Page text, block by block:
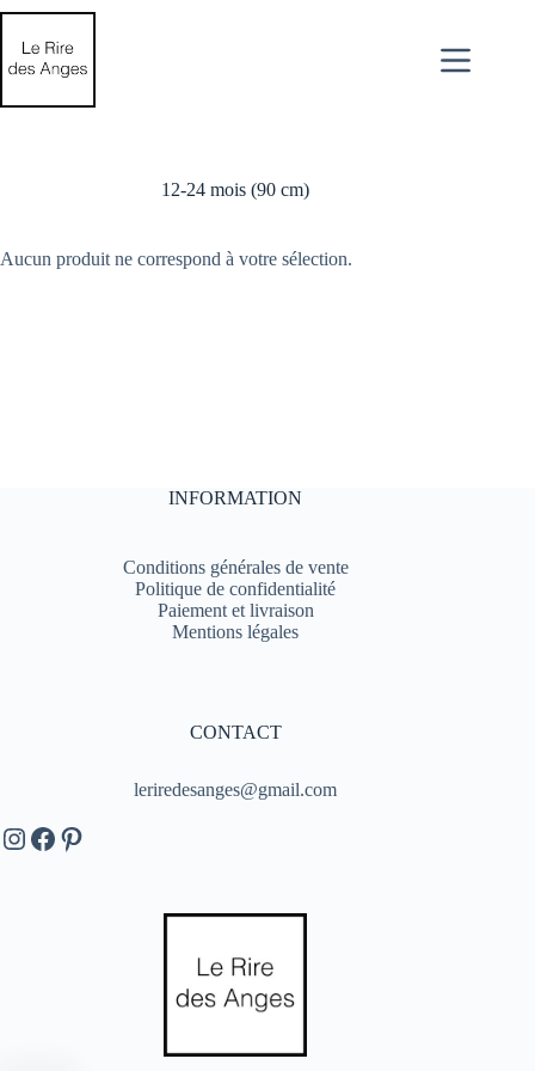
Passer
contenu
12-24 mois (90 cm)
Aucun produit ne correspond à votre sélection.
INFORMATION
Conditions générales de vente
Politique de confidentialité
Paiement et livraison
Mentions légales
CONTACT
leriredesanges@gmail.com
Instagram
Facebook
Pinterest